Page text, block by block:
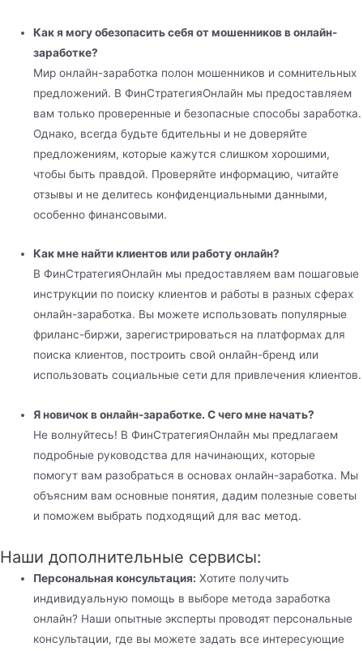
Как я могу обезопасить себя от мошенников в онлайн-
заработке?
Мир онлайн-заработка полон мошенников и сомнительных
предложений. В ФинСтратегияОнлайн мы предоставляем
вам только проверенные и безопасные способы заработка.
Однако, всегда будьте бдительны и не доверяйте
предложениям, которые кажутся слишком хорошими,
чтобы быть правдой. Проверяйте информацию, читайте
отзывы и не делитесь конфиденциальными данными,
особенно финансовыми.
Как мне найти клиентов или работу онлайн?
В ФинСтратегияОнлайн мы предоставляем вам пошаговые
инструкции по поиску клиентов и работы в разных сферах
онлайн-заработка. Вы можете использовать популярные
фриланс-биржи, зарегистрироваться на платформах для
поиска клиентов, построить свой онлайн-бренд или
использовать социальные сети для привлечения клиентов.
Я новичок в онлайн-заработке. С чего мне начать?
Не волнуйтесь! В ФинСтратегияОнлайн мы предлагаем
подробные руководства для начинающих, которые
помогут вам разобраться в основах онлайн-заработка. Мы
объясним вам основные понятия, дадим полезные советы
и поможем выбрать подходящий для вас метод.
Наши дополнительные сервисы:
Персональная консультация: Хотите получить
индивидуальную помощь в выборе метода заработка
онлайн? Наши опытные эксперты проводят персональные
консультации, где вы можете задать все интересующие